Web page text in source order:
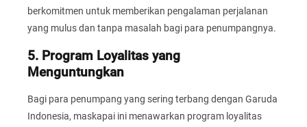
berkomitmen untuk memberikan pengalaman perjalanan
yang mulus dan tanpa masalah bagi para penumpangnya.
5. Program Loyalitas yang
Menguntungkan
Bagi para penumpang yang sering terbang dengan Garuda
Indonesia, maskapai ini menawarkan program loyalitas